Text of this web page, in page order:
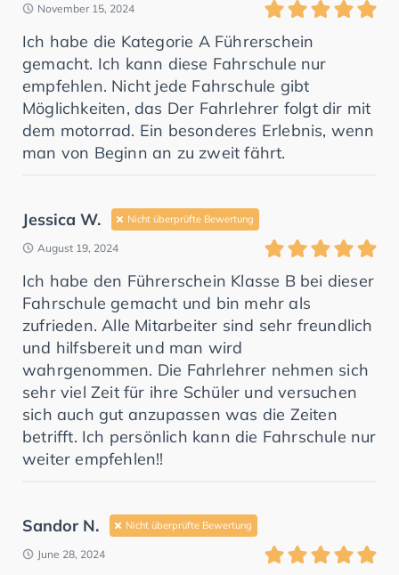
November 15, 2024
Ich habe die Kategorie A Führerschein
gemacht. Ich kann diese Fahrschule nur
empfehlen. Nicht jede Fahrschule gibt
Möglichkeiten, das Der Fahrlehrer folgt dir mit
dem motorrad. Ein besonderes Erlebnis, wenn
man von Beginn an zu zweit fährt.
Jessica W. Nicht überprüfte Bewertung
August 19, 2024
Ich habe den Führerschein Klasse B bei dieser
Fahrschule gemacht und bin mehr als
zufrieden. Alle Mitarbeiter sind sehr freundlich
und hilfsbereit und man wird
wahrgenommen. Die Fahrlehrer nehmen sich
sehr viel Zeit für ihre Schüler und versuchen
sich auch gut anzupassen was die Zeiten
betrifft. Ich persönlich kann die Fahrschule nur
weiter empfehlen!!
Sandor N. Nicht überprüfte Bewertung
June 28, 2024